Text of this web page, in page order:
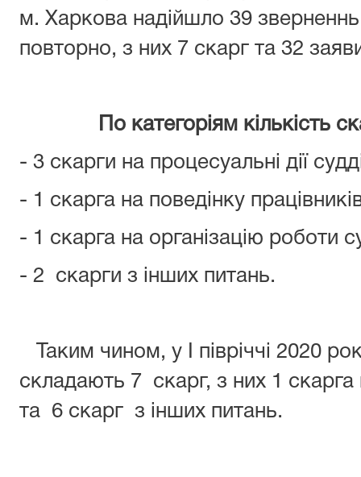
м. Харкова надійшло 39
повторно, з них 7 скарг та 32
По категоріям кількість
- 3 скарги на процесуальні дії
- 1 скарга на поведінку
- 1 скарга на організацію роботи
- 2 скарги з інших питань.
Таким чином, у І півріччі 2020
складають 7 скарг, з них 1 скарга
та 6 скарг з інших питань.